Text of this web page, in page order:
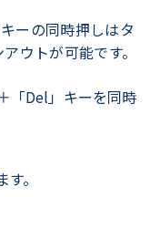
ーの同時押しはタ
ウトが可能です。
「Del」キーを同時
。